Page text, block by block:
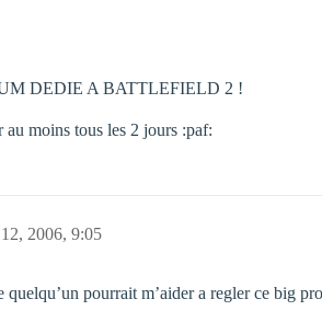
DEDIE A BATTLEFIELD 2 !
au moins tous les 2 jours :paf:
2006, 9:05
quelqu’un pourrait m’aider a regler ce big